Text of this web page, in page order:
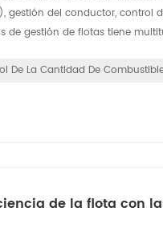
del conductor, control
de gestión de flotas tiene
De La Cantidad De
de la flota con